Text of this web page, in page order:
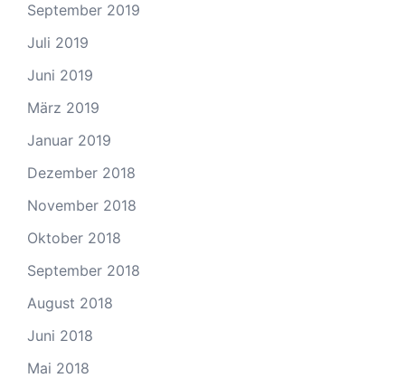
September 2019
Juli 2019
Juni 2019
März 2019
Januar 2019
Dezember 2018
November 2018
Oktober 2018
September 2018
August 2018
Juni 2018
Mai 2018